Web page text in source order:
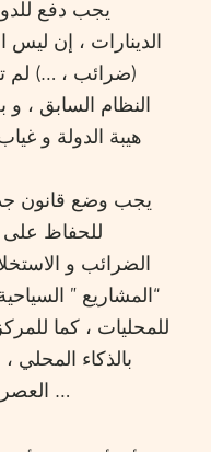
الدينارات ، إن ليس
(ضرائب ، …) لم
النظام السابق ،
هيبة الدولة و
للحفاظ على
الضرائب و
“المشاريع ”
للمحليات ، كما
بالذكاء
العصر و مستلزمات السياحة …